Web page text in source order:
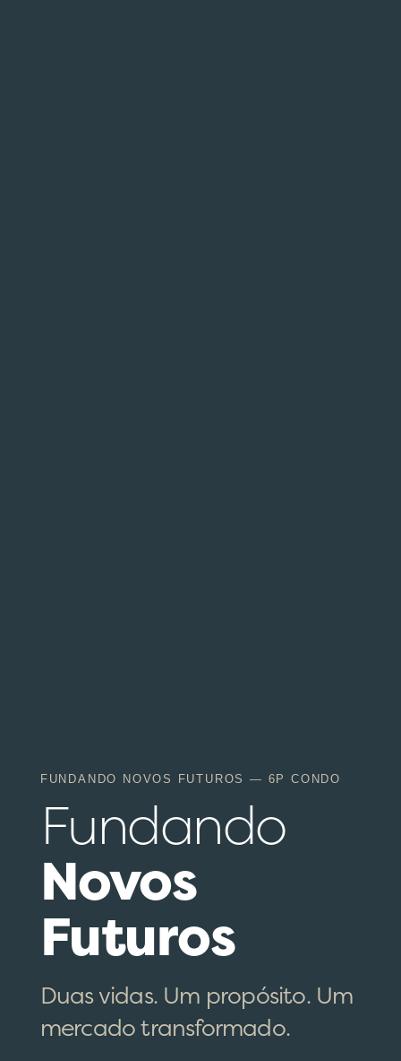
FUNDANDO NOVOS FUTUROS — 6P CONDO
Fundando
Novos
Futuros
Duas vidas. Um propósito. Um
mercado transformado.